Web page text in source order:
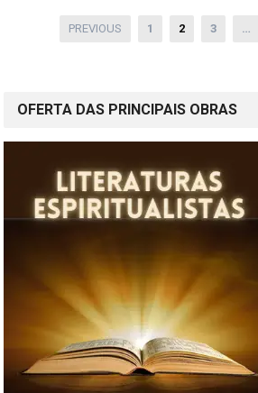
PaginaçãoPREVIOUS 1 2 3 …
OFERTA DAS PRINCIPAIS OBRAS